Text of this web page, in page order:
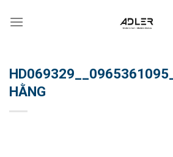
HẰNG